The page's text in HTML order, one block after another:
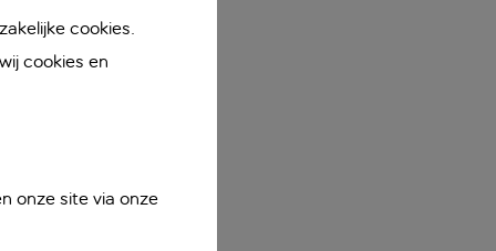
cookies.
cookies en
onze site via onze